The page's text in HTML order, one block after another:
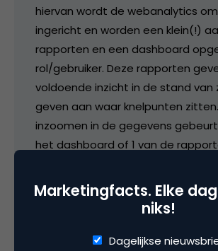
hiervan wordt de webanalytics
ingericht en worden een klein(!)
rapporten en een dashboard
rol/gebruiker. Deze rapporten
voldoende inzicht in de stand van
geven aan waar knelpunten
inzoomen in de gegevens
het dashboard of 1 van de
concrete acties die aansluiten bij
Marketingfacts. Elke
niks!
Dagelijkse